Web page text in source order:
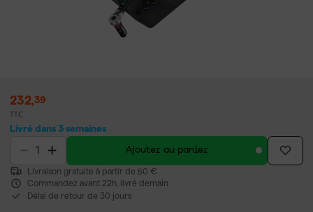
232,39
TTC
Livré dans 3 semaines
Ajouter au panier
Livraison gratuite à partir de 50 €
Commandez avant 22h, livré demain
Délai de retour de 30 jours